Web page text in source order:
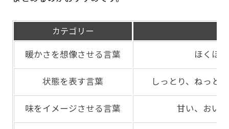
カテゴリー
暖かさを想像させる言葉 ほくほ
状態を表す言葉 しっとり、ねっと
味をイメージさせる言葉 甘い、おい